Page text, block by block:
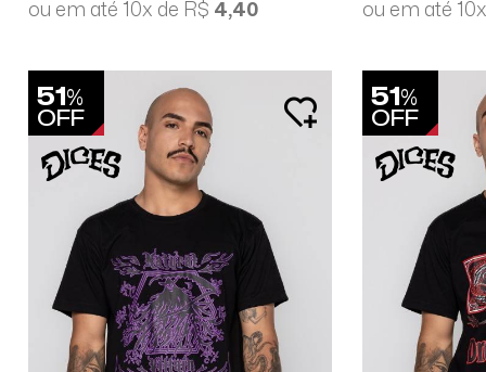
ou em até 10x de R$ 4,40
ou em até
51%
OFF
51%
OFF